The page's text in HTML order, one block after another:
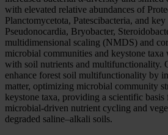
with elevated relative abundances of
Planctomycetota, Patescibacteria, and
Pseudonocardia, Bryobacter,
multidimensional scaling (NMDS) and
microbial communities and keystone taxa
with soil nutrients and multifunctionality.
enhance forest soil multifunctionality by
matter, optimizing microbial community
keystone taxa, providing a scientific basis
microbial-driven nutrient cycling and
degraded saline–alkali soils.